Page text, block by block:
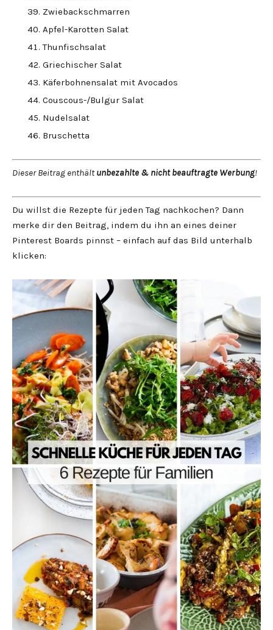
Zwiebackschmarren
Apfel-Karotten Salat
Thunfischsalat
Griechischer Salat
Käferbohnensalat mit Avocados
Couscous-/Bulgur Salat
Nudelsalat
Bruschetta
Dieser Beitrag enthältunbezahlte & nicht beauftragte Werbung!
Du willst die Rezepte für jeden Tag nachkochen? Dann
merke dir den Beitrag, indem du ihn an eines deiner
Pinterest Boards pinnst – einfach auf das Bild unterhalb
klicken: